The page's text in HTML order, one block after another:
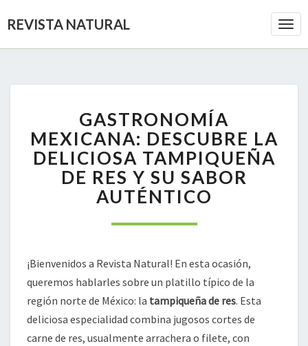
REVISTA NATURAL
MEXICANA:
DESCUBRE
LA
DELICIOSA
TAMPIQUEÑA
DE
Y
AUTÉNTICO
GASTRONOMÍA
MEXICANA: DESCUBRE LA
DELICIOSA TAMPIQUEÑA
DE RES Y SU SABOR
AUTÉNTICO
¡Bienvenidos a Revista Natural! En esta ocasión,
queremos hablarles sobre un platillo típico de la
región norte de México: la tampiqueña de res. Esta
deliciosa especialidad combina jugosos cortes de
carne de res, usualmente arrachera o filete, con